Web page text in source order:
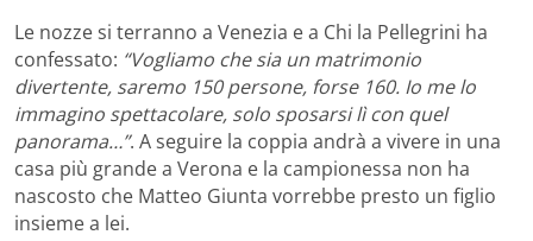
Le nozze si terranno a Venezia e a Chi la Pellegrini ha
confessato: “Vogliamo che sia un matrimonio
divertente, saremo 150 persone, forse 160. Io me lo
immagino spettacolare, solo sposarsi lì con quel
panorama…”. A seguire la coppia andrà a vivere in una
casa più grande a Verona e la campionessa non ha
nascosto che Matteo Giunta vorrebbe presto un figlio
insieme a lei.